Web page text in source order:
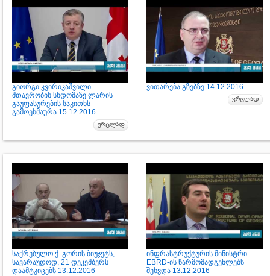
გიორგი კვირიკაშვილი
მთავრობის სხდომაზე ლარის
გაუფასურების საკითხს
გამოეხმაურა 15.12.2016
ვითარება გზებზე 14.12.2016
საქრებულო ქ. გორის ბიუჯეტს,
სავარაუდოდ, 21 დეკემბერს
დაამტკიცებს 13.12.2016
ინფრასტრუქტურის მინისტრი
EBRD-ის წარმომადგენლებს
შეხვდა 13.12.2016